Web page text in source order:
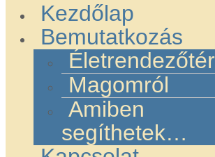
Kezdőlap
Bemutatkozás
Életrendezőtér
Magomról
Amiben
segíthetek…